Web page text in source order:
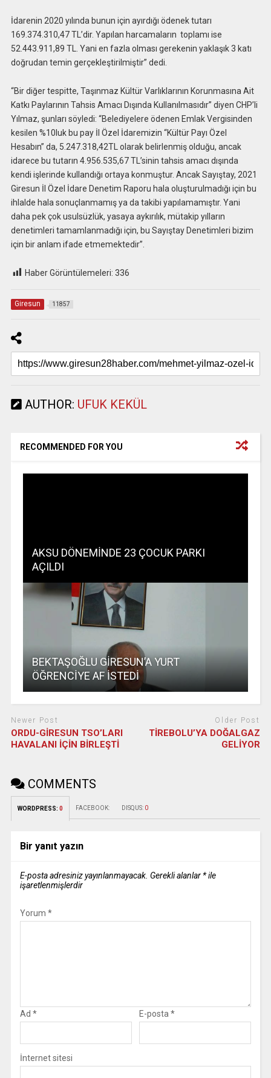
İdarenin 2020 yılında bunun için ayırdığı ödenek tutarı
169.374.310,47 TL’dir. Yapılan harcamaların toplamı ise
52.443.911,89 TL. Yani en fazla olması gerekenin yaklaşık 3 katı
doğrudan temin gerçekleştirilmiştir” dedi.
“Bir diğer tespitte, Taşınmaz Kültür Varlıklarının Korunmasına Ait
Katkı Paylarının Tahsis Amacı Dışında Kullanılmasıdır” diyen CHP’li
Yılmaz, şunları söyledi: “Belediyelere ödenen Emlak Vergisinden
kesilen %10luk bu pay İl Özel İdaremizin “Kültür Payı Özel
Hesabın” da, 5.247.318,42TL olarak belirlenmiş olduğu, ancak
idarece bu tutarın 4.956.535,67 TL’sinin tahsis amacı dışında
kendi işlerinde kullandığı ortaya konmuştur. Ancak Sayıştay, 2021
Giresun İl Özel İdare Denetim Raporu hala oluşturulmadığı için bu
ihlalde hala sonuçlanmamış ya da takibi yapılamamıştır. Yani
daha pek çok usulsüzlük, yasaya aykırılık, mütakip yılların
denetimleri tamamlanmadığı için, bu Sayıştay Denetimleri bizim
için bir anlam ifade etmemektedir”.
Haber Görüntülemeleri: 336
Giresun 11857
AUTHOR: UFUK KEKÜL
RECOMMENDED FOR YOU
AKSU DÖNEMİNDE 23 ÇOCUK PARKI
AÇILDI
BEKTAŞOĞLU GİRESUN’A YURT
ÖĞRENCİYE AF İSTEDİ
Newer Post
ORDU-GİRESUN TSO’LARI
HAVALANI İÇİN BİRLEŞTİ
Older Post
TİREBOLU’YA DOĞALGAZ
GELİYOR
COMMENTS
WORDPRESS: 0 FACEBOOK: DISQUS: 0
Bir yanıt yazın
E-posta adresiniz yayınlanmayacak. Gerekli alanlar *ile
işaretlenmişlerdir
Yorum *
Ad * E-posta *
İnternet sitesi